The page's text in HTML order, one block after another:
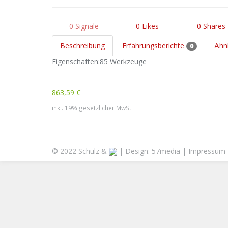
0 Signale 0 Likes 0 Shares
Beschreibung
Erfahrungsberichte 0
Eigenschaften:85 Werkzeuge
863,59 €
inkl. 19% gesetzlicher MwSt.
© 2022 Schulz &
| Design: 57media | Impressum